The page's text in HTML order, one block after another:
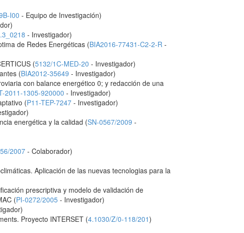
I00 - Equipo de Investigación)
- Investigador)
de Redes Energéticas (BIA2016-77431-C2-2-R -
(5132/1C-MED-20 - Investigador)
(BIA2012-35649 - Investigador)
con balance energético 0; y redacción de una
2011-1305-920000 - Investigador)
(P11-TEP-7247 - Investigador)
energética y la calidad (SN-0567/2009 -
2007 - Colaborador)
Aplicación de las nuevas tecnologias para la
prescriptiva y modelo de validación de
(PI-0272/2005 - Investigador)
Proyecto INTERSET (4.1030/Z/0-118/201)